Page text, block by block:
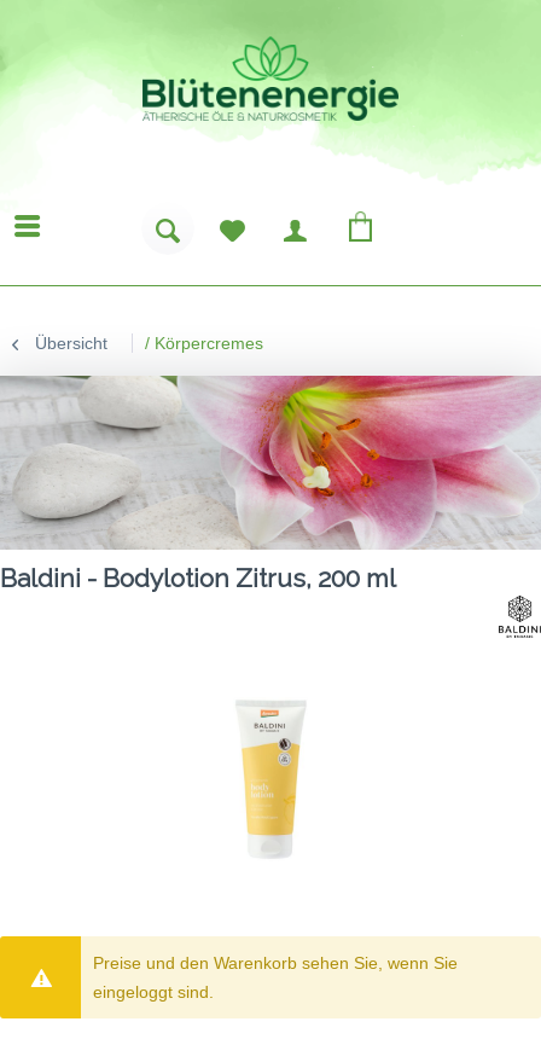
Übersicht / Körpercremes
Baldini - Bodylotion Zitrus, 200 ml
Preise und den Warenkorb sehen Sie, wenn Sie
eingeloggt sind.